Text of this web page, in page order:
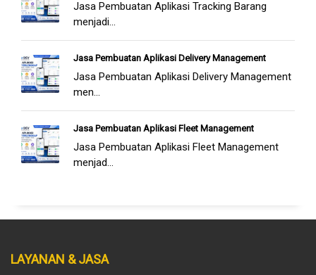
Jasa Pembuatan Aplikasi Tracking Barang
menjadi...
Jasa Pembuatan Aplikasi Delivery Management
Jasa Pembuatan Aplikasi Delivery Management
men...
Jasa Pembuatan Aplikasi Fleet Management
Jasa Pembuatan Aplikasi Fleet Management
menjad...
LAYANAN & JASA